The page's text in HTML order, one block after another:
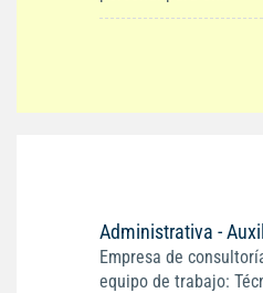
Administrativa -
Empresa de
equipo de trabajo: